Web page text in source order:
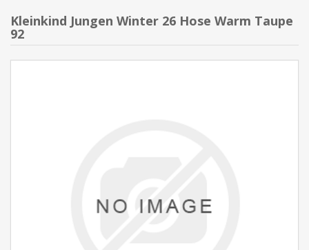
Kleinkind Jungen Winter 26 Hose Warm Taupe
92